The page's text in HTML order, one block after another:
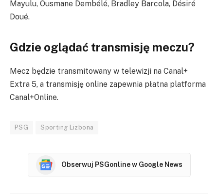
Mayulu, Ousmane Dembélé, Bradley Barcola, Désiré
Doué.
Gdzie oglądać transmisję meczu?
Mecz będzie transmitowany w telewizji na Canal+
Extra 5, a transmisję online zapewnia płatna platforma
Canal+Online.
PSG Sporting Lizbona
Obserwuj PSGonline w Google News